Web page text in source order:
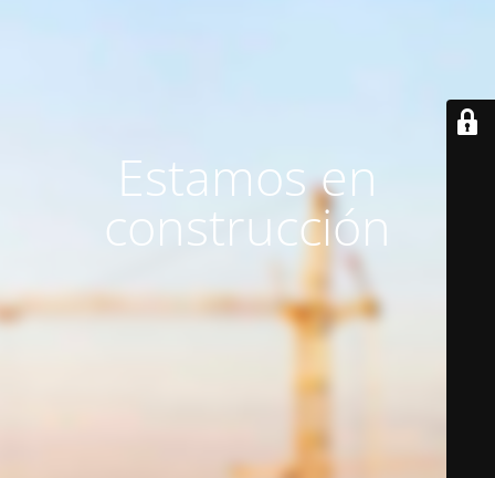
Estamos en
construcción